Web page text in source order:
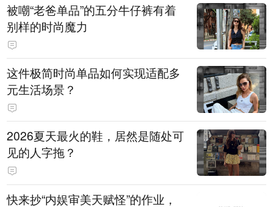
被嘲“老爸单品”的五分牛仔裤有着
别样的时尚魔力
这件极简时尚单品如何实现适配多
元生活场景？
2026夏天最火的鞋，居然是随处可
见的人字拖？
快来抄“内娱审美天赋怪”的作业，